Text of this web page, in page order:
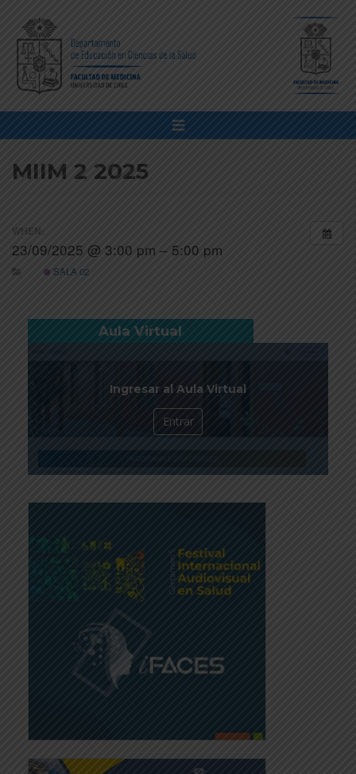
MIIM 2 2025
WHEN:
23/09/2025 @ 3:00 pm – 5:00 pm
SALA 02
Aula Virtual
Ingresar al Aula Virtual
Entrar